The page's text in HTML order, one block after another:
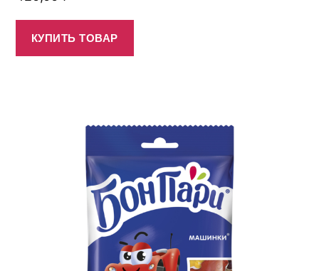
КУПИТЬ ТОВАР